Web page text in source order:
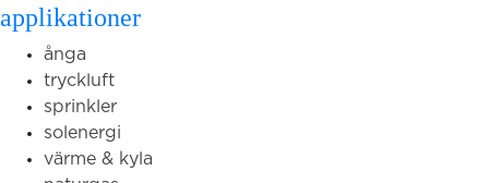
applikationer
ånga
tryckluft
sprinkler
solenergi
värme & kyla